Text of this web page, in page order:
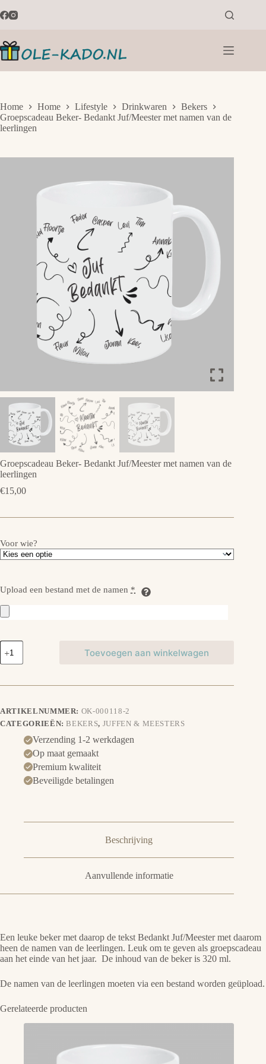
naar
Home Home Lifestyle Drinkwaren
Bekers
Groepscadeau Beker- Bedankt Juf/Meester met namen van de
leerlingen
Groepscadeau Beker- Bedankt Juf/Meester met namen van de
leerlingen
€15,00
Voor wie?
Upload een bestand met de namen *
Groepscadeau
Beker-
Bedankt
met
de
leerlingen
Toevoegen aan winkelwagen
ARTIKELNUMMER: OK-000118-2
CATEGORIEËN:BEKERS, JUFFEN & MEESTERS
Verzending 1-2 werkdagen
Op maat gemaakt
Premium kwaliteit
Beveiligde betalingen
Beschrijving
Aanvullende informatie
Een leuke beker met daarop de tekst Bedankt Juf/Meester met daarom
heen de namen van de leerlingen. Leuk om te geven als groepscadeau
aan het einde van het jaar. De inhoud van de beker is 320 ml.
De namen van de leerlingen moeten via een bestand worden geüpload.
Gerelateerde producten